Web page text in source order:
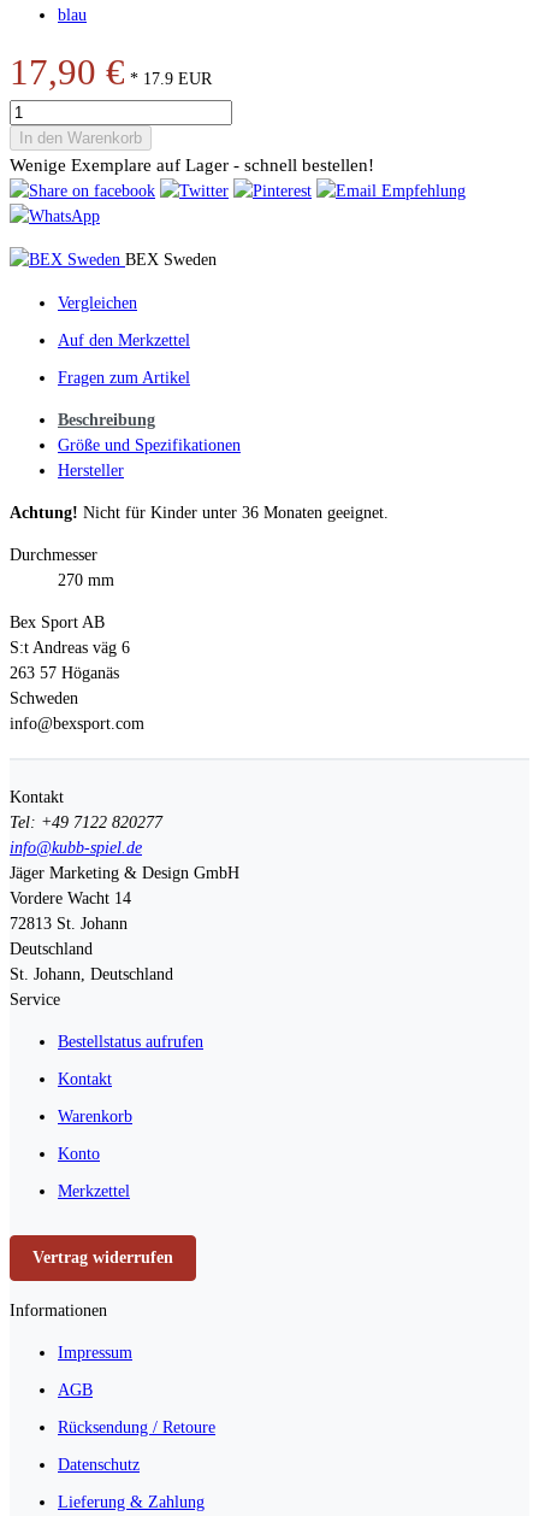
blau
17,90 € * 17.9 EUR
In den Warenkorb
Wenige Exemplare auf Lager - schnell bestellen!
BEX Sweden
Vergleichen
Auf den Merkzettel
Fragen zum Artikel
Beschreibung
Größe und Spezifikationen
Hersteller
Achtung! Nicht für Kinder unter 36 Monaten geeignet.
Durchmesser
270 mm
Bex Sport AB
S:t Andreas väg 6
263 57 Höganäs
Schweden
info@bexsport.com
Kontakt
Tel: +49 7122 820277
info@kubb-spiel.de
Jäger Marketing & Design GmbH
Vordere Wacht 14
72813 St. Johann
Deutschland
St. Johann, Deutschland
Service
Bestellstatus aufrufen
Kontakt
Warenkorb
Konto
Merkzettel
Vertrag widerrufen
Informationen
Impressum
AGB
Rücksendung / Retoure
Datenschutz
Lieferung & Zahlung